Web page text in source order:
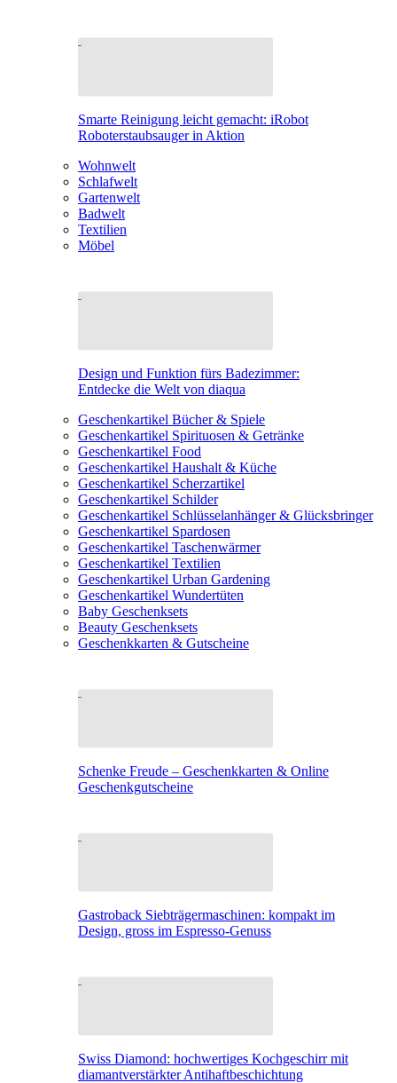
Smarte Reinigung leicht gemacht: iRobot
Roboterstaubsauger in Aktion
Wohnwelt
Schlafwelt
Gartenwelt
Badwelt
Textilien
Möbel
Design und Funktion fürs Badezimmer:
Entdecke die Welt von diaqua
Geschenkartikel Bücher & Spiele
Geschenkartikel Spirituosen & Getränke
Geschenkartikel Food
Geschenkartikel Haushalt & Küche
Geschenkartikel Scherzartikel
Geschenkartikel Schilder
Geschenkartikel Schlüsselanhänger & Glücksbringer
Geschenkartikel Spardosen
Geschenkartikel Taschenwärmer
Geschenkartikel Textilien
Geschenkartikel Urban Gardening
Geschenkartikel Wundertüten
Baby Geschenksets
Beauty Geschenksets
Geschenkkarten & Gutscheine
Schenke Freude – Geschenkkarten & Online
Geschenkgutscheine
Gastroback Siebträgermaschinen: kompakt im
Design, gross im Espresso-Genuss
Swiss Diamond: hochwertiges Kochgeschirr mit
diamantverstärkter Antihaftbeschichtung